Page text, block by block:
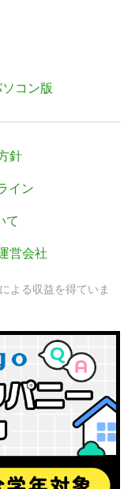
コン版
針
イン
て
営会社
よる収益を得ていま